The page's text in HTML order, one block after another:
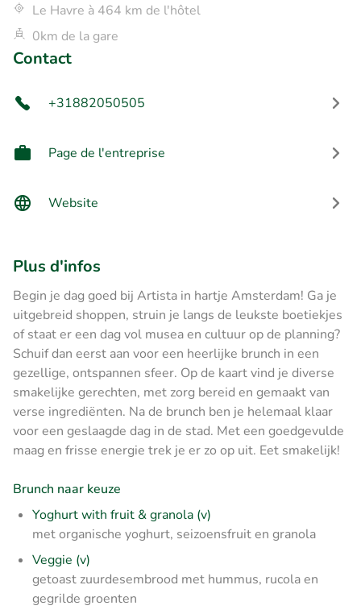
Le Havre à 464 km de l'hôtel
0km de la gare
Contact
+31882050505
Page de l'entreprise
Website
Plus d'infos
Begin je dag goed bij Artista in hartje Amsterdam! Ga je
uitgebreid shoppen, struin je langs de leukste boetiekjes
of staat er een dag vol musea en cultuur op de planning?
Schuif dan eerst aan voor een heerlijke brunch in een
gezellige, ontspannen sfeer. Op de kaart vind je diverse
smakelijke gerechten, met zorg bereid en gemaakt van
verse ingrediënten. Na de brunch ben je helemaal klaar
voor een geslaagde dag in de stad. Met een goedgevulde
maag en frisse energie trek je er zo op uit. Eet smakelijk!
Brunch naar keuze
Yoghurt with fruit & granola (v)
met organische yoghurt, seizoensfruit en granola
Veggie (v)
getoast zuurdesembrood met hummus, rucola en
gegrilde groenten